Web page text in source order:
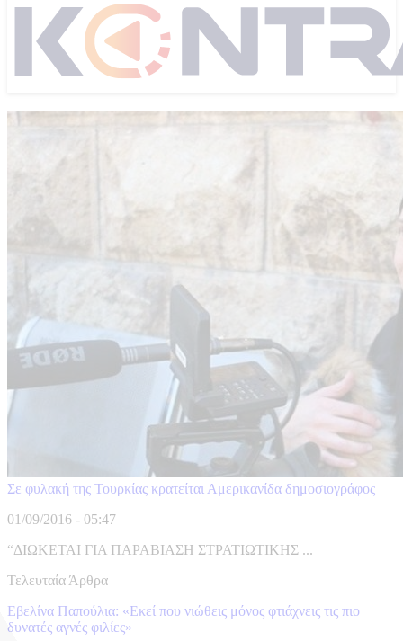
Σε φυλακή της Τουρκίας κρατείται Αμερικανίδα δημοσιογράφος
01/09/2016 - 05:47
“ΔΙΩΚΕΤΑΙ ΓΙΑ ΠΑΡΑΒΙΑΣΗ ΣΤΡΑΤΙΩΤΙΚΗΣ ...
Τελευταία Άρθρα
Εβελίνα Παπούλια: «Εκεί που νιώθεις μόνος φτιάχνεις τις πιο
δυνατές αγνές φιλίες»